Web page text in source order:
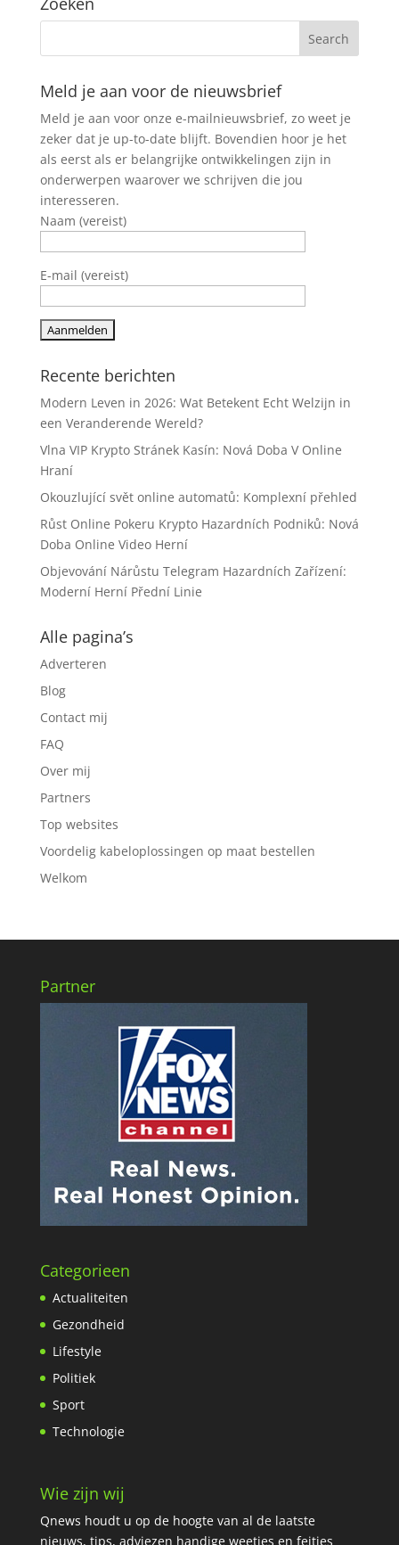
Meld je aan voor de nieuwsbrief
Meld je aan voor onze e-mailnieuwsbrief, zo weet je
zeker dat je up-to-date blijft. Bovendien hoor je het
als eerst als er belangrijke ontwikkelingen zijn in
onderwerpen waarover we schrijven die jou
interesseren.
Naam (vereist)
E-mail (vereist)
Recente berichten
Modern Leven in 2026: Wat Betekent Echt Welzijn in
een Veranderende Wereld?
Vlna VIP Krypto Stránek Kasín: Nová Doba V Online
Hraní
Okouzlující svět online automatů: Komplexní přehled
Růst Online Pokeru Krypto Hazardních Podniků: Nová
Doba Online Video Herní
Objevování Nárůstu Telegram Hazardních Zařízení:
Moderní Herní Přední Linie
Alle pagina’s
Adverteren
Blog
Contact mij
FAQ
Over mij
Partners
Top websites
Voordelig kabeloplossingen op maat bestellen
Welkom
Partner
Categorieen
Actualiteiten
Gezondheid
Lifestyle
Politiek
Sport
Technologie
Wie zijn wij
Qnews houdt u op de hoogte van al de laatste
nieuws, tips, adviezen handige weetjes en feitjes